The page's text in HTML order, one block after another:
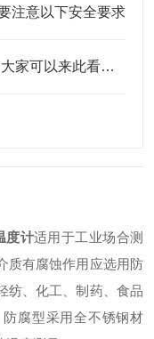
注意以下安全要求
对于冷库压力式温度计的使用步骤,大家可以来此看一看
度计适用于工业场合测
质有腐蚀作用应选用防
纺、化工、制药、食品
腐型采用全不锈钢材